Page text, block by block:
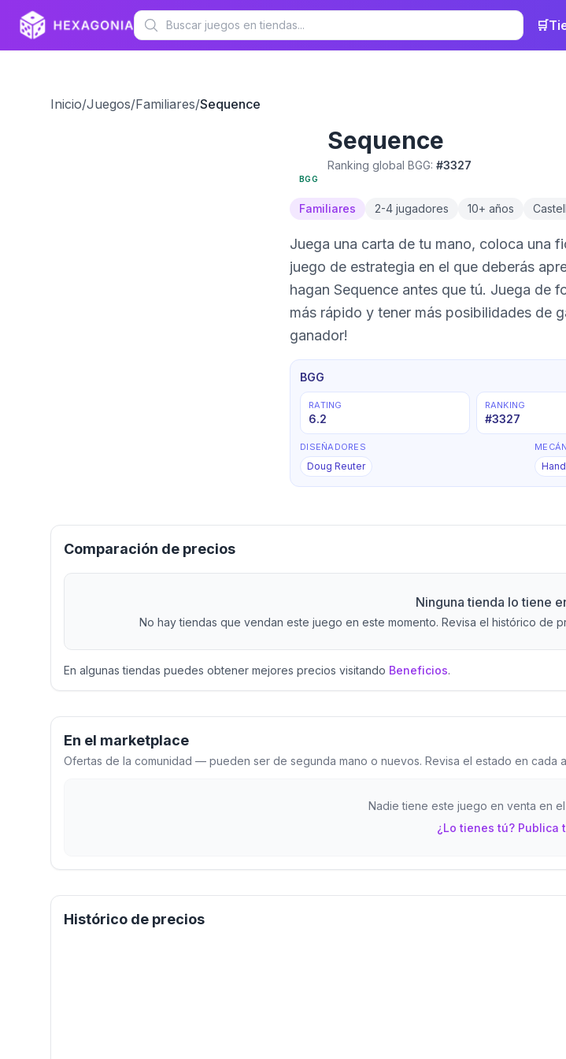
🛒
Inicio/Juegos/Familiares/Sequence
BGG
Sequence
Ranking global BGG: #3327
Familiares 2-4 jugadores 10+ años
Juega una carta de tu mano, coloca una
juego de estrategia en el que deberás
hagan Sequence antes que tú. Juega de
más rápido y tener más posibilidades de
ganador!
BGG
RATING
6.2
RANKING
#3327
DISEÑADORES
Doug Reuter
Comparación de precios
Ninguna tienda lo tiene
No hay tiendas que vendan este juego en este momento. Revisa el histórico de
En algunas tiendas puedes obtener mejores precios visitando Beneficios.
En el marketplace
Ofertas de la comunidad — pueden ser de segunda mano o nuevos. Revisa el estado en cada
Nadie tiene este juego en venta en
¿Lo tienes tú? Publica
Histórico de precios